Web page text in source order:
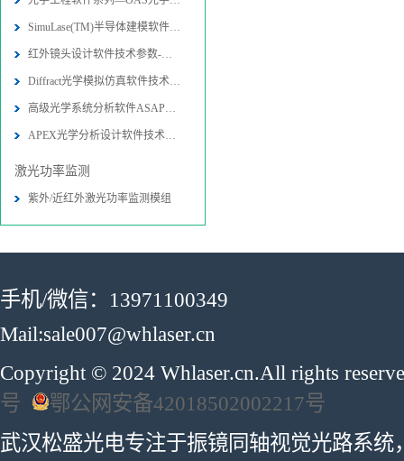
SimuLase(TM)半导体建模软件技术参
红外镜头设计软件技术参数-图片-应用
Diffract光学模拟仿真软件技术参数
高级光学系统分析软件ASAP技术参数-
APEX光学分析设计软件技术参数-图片
激光功率监测
紫外/近红外激光功率监测模组
手机/微信：13971100349
Mail:sale007@whlaser.cn
Copyright © 2024 Whlaser.cn.All rights
号
鄂公网安备42018502002217号
武汉松盛光电专注于振镜同轴视觉光路系统